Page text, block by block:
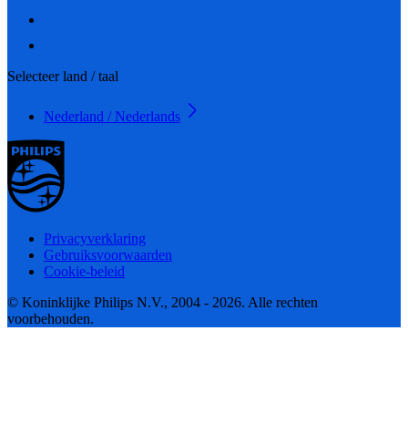
Selecteer land / taal
Nederland / Nederlands
Privacyverklaring
Gebruiksvoorwaarden
Cookie-beleid
© Koninklijke Philips N.V., 2004 - 2026. Alle rechten
voorbehouden.